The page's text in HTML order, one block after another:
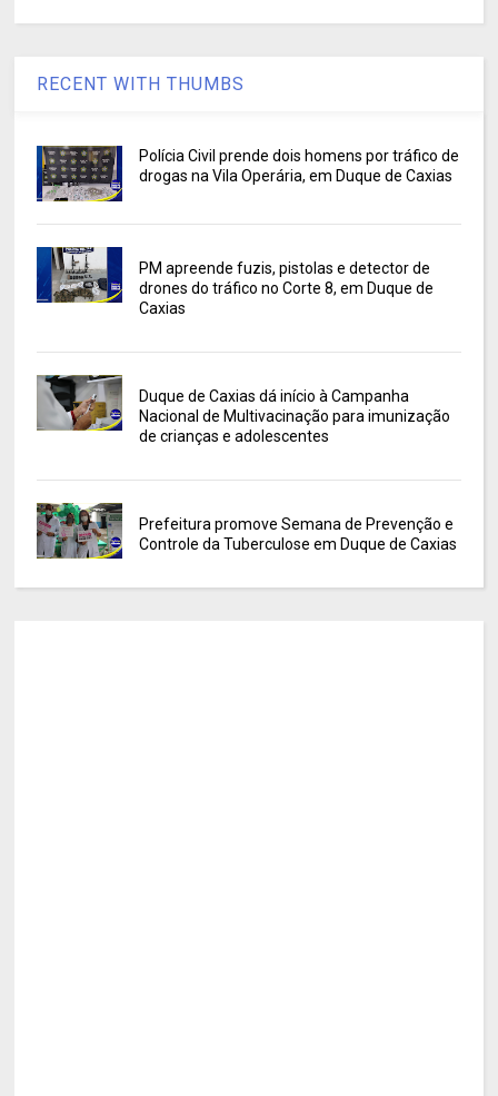
RECENT WITH THUMBS
Polícia Civil prende dois homens por tráfico de
drogas na Vila Operária, em Duque de Caxias
PM apreende fuzis, pistolas e detector de
drones do tráfico no Corte 8, em Duque de
Caxias
Duque de Caxias dá início à Campanha
Nacional de Multivacinação para imunização
de crianças e adolescentes
Prefeitura promove Semana de Prevenção e
Controle da Tuberculose em Duque de Caxias